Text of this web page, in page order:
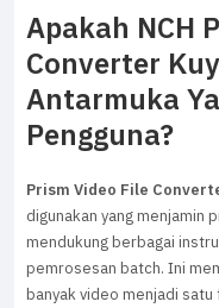
Apakah NCH
Converter
Antarmuka
Pengguna?
Prism Video File
digunakan yang menjamin
mendukung berbagai
pemrosesan batch. Ini
banyak video menjadi